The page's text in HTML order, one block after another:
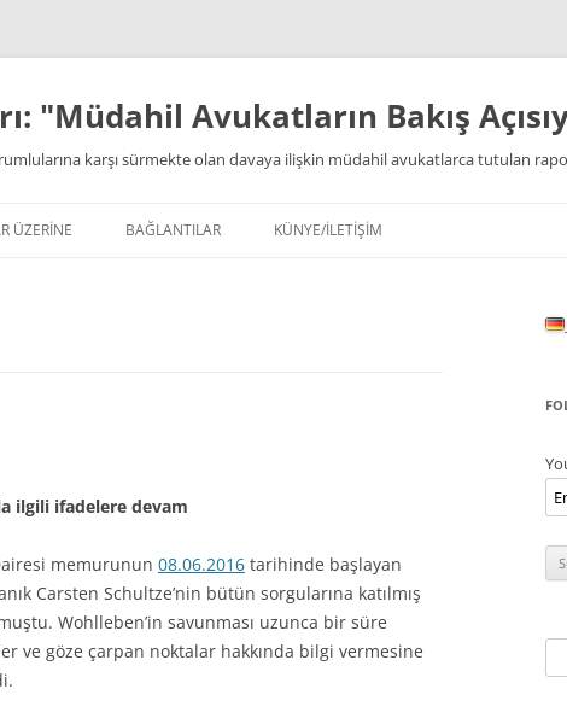
"Müdahil Avukatların Bakış
karşı sürmekte olan davaya ilişkin müdahil avukatlarca tutulan
ÜZERİNE BAĞLANTILAR KÜNYE/İLETİŞİM
ilgili ifadelere devam
memurunun 08.06.2016 tarihinde başlayan
Carsten Schultze’nin bütün sorgularına katılmış
Wohlleben’in savunması uzunca bir süre
ve göze çarpan noktalar hakkında bilgi vermesine